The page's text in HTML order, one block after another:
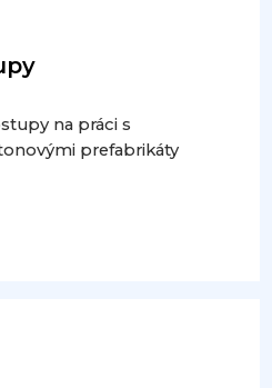
na práci s
prefabrikáty